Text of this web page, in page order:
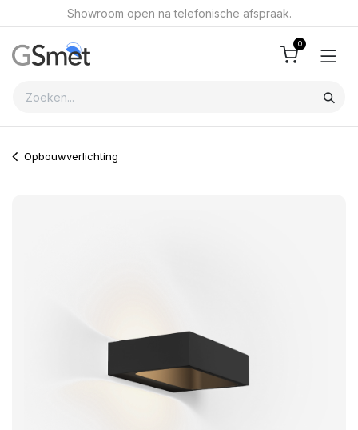
Overslaan naar inhoudShowroom open na telefonische afspraak.
0
Opbouwverlichting